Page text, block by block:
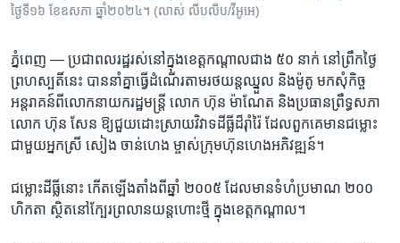
កាន់​
ស្វែង​
ថ្ងៃទី១៦ ខែឧសភា ឆ្នាំ២០២៤។ (លាស់ លីបលីប/វីអូអេ)
ភ្នំពេញ — ប្រជា​ពលរដ្ឋ​រស់​នៅ​ក្នុង​ខេត្ត​កណ្តាល​ជាង​ ៥០ ​នាក់​ នៅ​ព្រឹក​ថ្ងៃ​
ព្រហស្បតិ៍​នេះ ​បាន​នាំ​គ្នា​ធ្វើ​ដំណើរ​តាម​រថយន្ត​ឈ្នួល ​និង​ម៉ូតូ ​មក​សុំ​កិច្ច​
អន្តរាគន៍​ពី​លោក​នាយក​រដ្ឋមន្ត្រី ​លោក ​ហ៊ុន ម៉ាណែត ​និង​ប្រធាន​ព្រឹទ្ធ​សភា​
លោក​ ហ៊ុន សែន​ ឱ្យ​ជួយ​ដោះ​ស្រាយ​វិវាទ​ដីធ្លី​ដ៏​រ៉ាំរ៉ៃ ​ដែល​ពួកគេ​មាន​ជម្លោះ​
ជាមួយ​អ្នកស្រី​ សៀង ចាន់ហេង ​ម្ចាស់​ក្រុម​ហ៊ុន​ហេង​អភិវឌ្ឍន៍។
ជម្លោះ​ដីធ្លី​នោះ​ កើត​ឡើង​តាំង​ពី​ឆ្នាំ​ ២០០៥ ​ដែល​មាន​ទំហំ​ប្រមាណ​ ២០០ ​
ហិកតា ​ស្ថិត​នៅ​ក្បែរ​ព្រលាន​យន្តហោះ​ថ្មី​ ក្នុង​ខេត្ត​កណ្តាល។​